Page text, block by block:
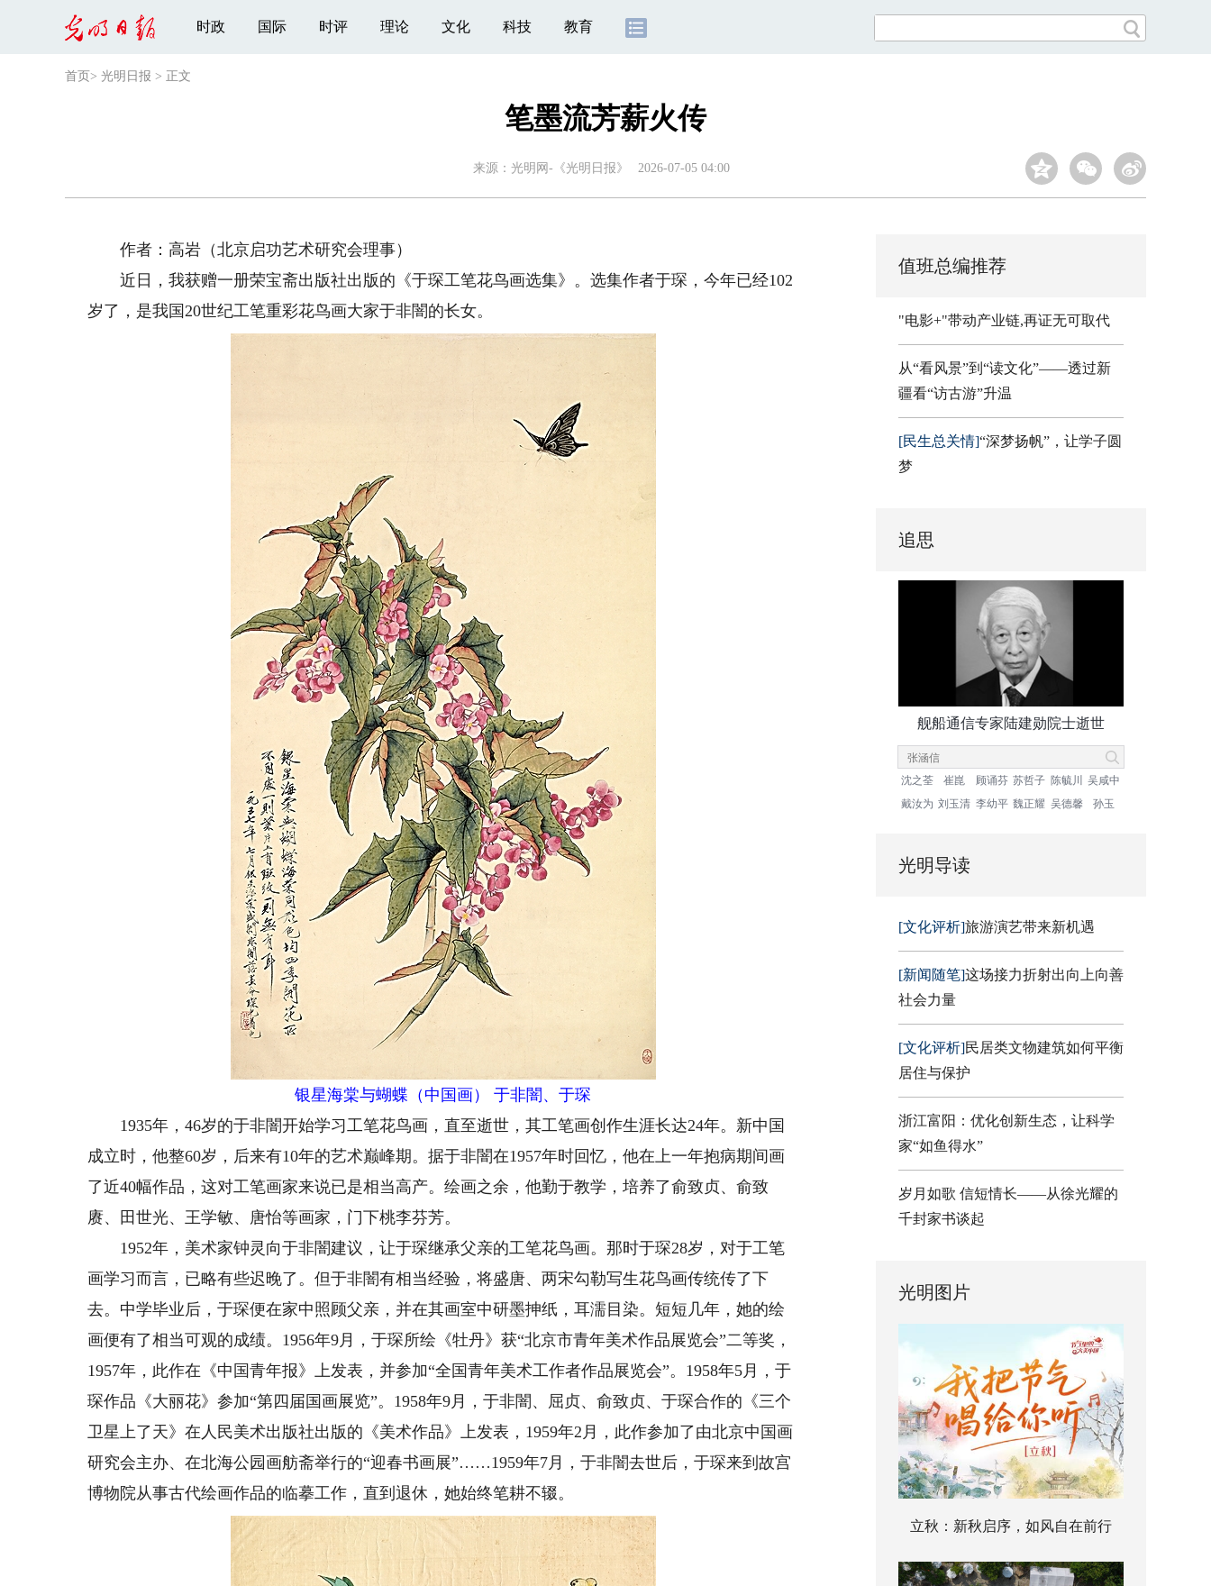
时政 国际 时评 理论 文化 科技 教育
首页 > 光明日报 > 正文
笔墨流芳薪火传
来源： 光明网-《光明日报》 2026-07-05 04:00
作者：高岩（北京启功艺术研究会理事）
近日，我获赠一册荣宝斋出版社出版的《于琛工笔花鸟画选集》。选集作者于琛，今年已经102
岁了，是我国20世纪工笔重彩花鸟画大家于非闇的长女。
银星海棠与蝴蝶（中国画） 于非闇、于琛
1935年，46岁的于非闇开始学习工笔花鸟画，直至逝世，其工笔画创作生涯长达24年。新中国
成立时，他整60岁，后来有10年的艺术巅峰期。据于非闇在1957年时回忆，他在上一年抱病期间画
了近40幅作品，这对工笔画家来说已是相当高产。绘画之余，他勤于教学，培养了俞致贞、俞致
赓、田世光、王学敏、唐怡等画家，门下桃李芬芳。
1952年，美术家钟灵向于非闇建议，让于琛继承父亲的工笔花鸟画。那时于琛28岁，对于工笔
画学习而言，已略有些迟晚了。但于非闇有相当经验，将盛唐、两宋勾勒写生花鸟画传统传了下
去。中学毕业后，于琛便在家中照顾父亲，并在其画室中研墨抻纸，耳濡目染。短短几年，她的绘
画便有了相当可观的成绩。1956年9月，于琛所绘《牡丹》获“北京市青年美术作品展览会”二等奖，
1957年，此作在《中国青年报》上发表，并参加“全国青年美术工作者作品展览会”。1958年5月，于
琛作品《大丽花》参加“第四届国画展览”。1958年9月，于非闇、屈贞、俞致贞、于琛合作的《三个
卫星上了天》在人民美术出版社出版的《美术作品》上发表，1959年2月，此作参加了由北京中国画
研究会主办、在北海公园画舫斋举行的“迎春书画展”……1959年7月，于非闇去世后，于琛来到故宫
博物院从事古代绘画作品的临摹工作，直到退休，她始终笔耕不辍。
值班总编推荐
"电影+"带动产业链,再证无可取代
从“看风景”到“读文化”——透过新
疆看“访古游”升温
[民生总关情]“深梦扬帆”，让学子圆
梦
追思
舰船通信专家陆建勋院士逝世
沈之荃 崔崑 顾诵芬 苏哲子 陈毓川
吴咸中
戴汝为 刘玉清 李幼平 魏正耀 吴德馨 孙玉
光明导读
[文化评析]旅游演艺带来新机遇
[新闻随笔]这场接力折射出向上向善
社会力量
[文化评析]民居类文物建筑如何平衡
居住与保护
浙江富阳：优化创新生态，让科学
家“如鱼得水”
岁月如歌 信短情长——从徐光耀的
千封家书谈起
光明图片
立秋：新秋启序，如风自在前行